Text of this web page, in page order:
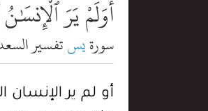
أَوَلَمْ يَرَ
سورةيستفسير
أو لم ير